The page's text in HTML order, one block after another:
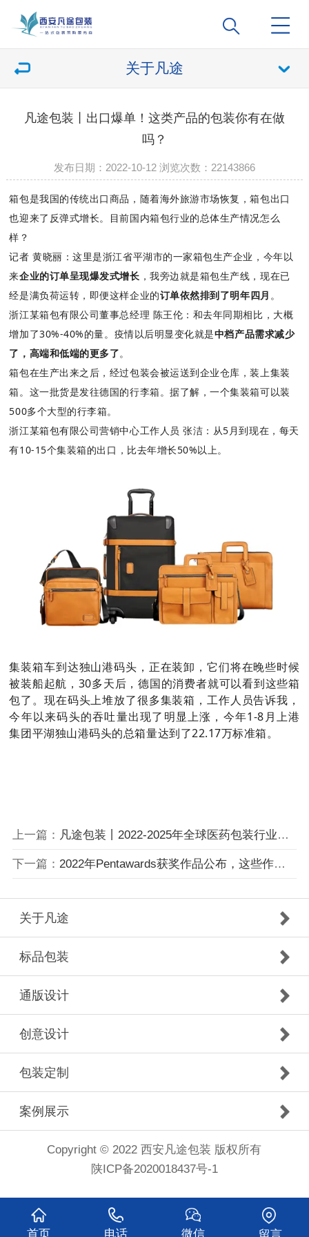
关于凡途
凡途包装丨出口爆单！这类产品的包装你有在做
吗？
发布日期：2022-10-12 浏览次数： 22143866
箱包是我国的传统出口商品，随着海外旅游市场恢复，箱包出口
也迎来了反弹式增长。目前国内箱包行业的总体生产情况怎么
样？
记者 黄晓丽：这里是浙江省平湖市的一家箱包生产企业，今年以
来企业的订单呈现爆发式增长 ，我旁边就是箱包生产线，现在已
经是满负荷运转，即便这样企业的订单依然排到了明年四月 。
浙江某箱包有限公司董事总经理 陈王伦：和去年同期相比，大概
增加了30%-40%的量。疫情以后明显变化就是中档产品需求减少
了，高端和低端的更多了。
箱包在生产出来之后，经过包装会被运送到企业仓库，装上集装
箱。这一批货是发往德国的行李箱。据了解，一个集装箱可以装
500多个大型的行李箱。
浙江某箱包有限公司营销中心工作人员 张洁：从5月到现在，每天
有10-15个集装箱的出口，比去年增长50%以上。
集装箱车到达独山港码头，正在装卸，它们将在晚些时候
被装船起航，30多天后，德国的消费者就可以看到这些箱
包了。现在码头上堆放了很多集装箱，工作人员告诉我，
今年以来码头的吞吐量出现了明显上涨，今年1-8月上港
集团平湖独山港码头的总箱量达到了22.17万标准箱。
上一篇： 凡途包装丨2022-2025年全球医药包装行业概述及现状分析
下一篇： 2022年Pentawards获奖作品公布，这些作品凭什么入选？
关于凡途
标品包装
通版设计
创意设计
包装定制
案例展示
Copyright © 2022 西安凡途包装 版权所有
陕ICP备2020018437号-1
首页 电话 微信